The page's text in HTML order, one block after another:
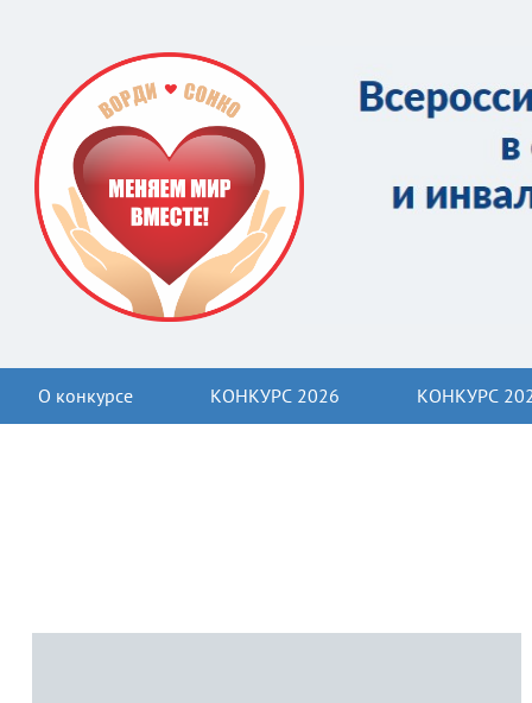
О конкурсе КОНКУРС 2026 КОНКУРС